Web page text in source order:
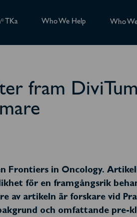
® TKa Who We Help Who
fram
Frontiers in Oncology.
för en framgångsrik
av artikeln är forskare vid
och omfattande